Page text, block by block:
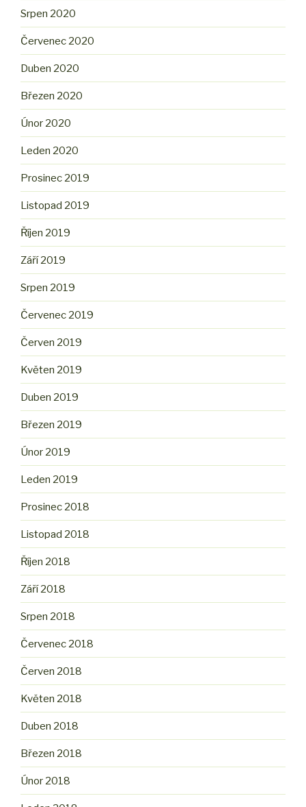
Srpen 2020
Červenec 2020
Duben 2020
Březen 2020
Únor 2020
Leden 2020
Prosinec 2019
Listopad 2019
Říjen 2019
Září 2019
Srpen 2019
Červenec 2019
Červen 2019
Květen 2019
Duben 2019
Březen 2019
Únor 2019
Leden 2019
Prosinec 2018
Listopad 2018
Říjen 2018
Září 2018
Srpen 2018
Červenec 2018
Červen 2018
Květen 2018
Duben 2018
Březen 2018
Únor 2018